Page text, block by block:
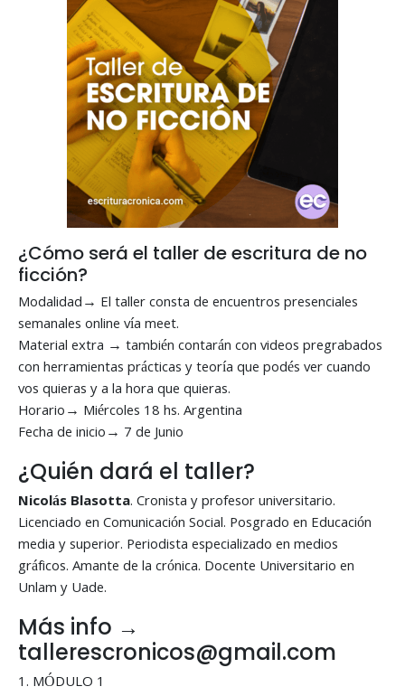
¿Cómo será el taller de escritura de no
ficción?
Modalidad→ El taller consta de encuentros presenciales
semanales online vía meet.
Material extra → también contarán con videos pregrabados
con herramientas prácticas y teoría que podés ver cuando
vos quieras y a la hora que quieras.
Horario→ Miércoles 18 hs. Argentina
Fecha de inicio→ 7 de Junio
¿Quién dará el taller?
Nicolás Blasotta. Cronista y profesor universitario.
Licenciado en Comunicación Social. Posgrado en Educación
media y superior. Periodista especializado en medios
gráficos. Amante de la crónica. Docente Universitario en
Unlam y Uade.
Más info →
tallerescronicos@gmail.com
1. MÓDULO 1